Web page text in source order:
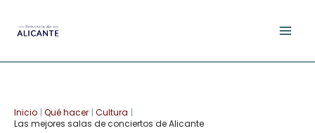
Inicio Qué hacer
Cultura
Las mejores salas de conciertos de Alicante
Facebook
YouTube